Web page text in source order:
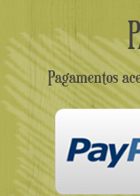
Pagamentos